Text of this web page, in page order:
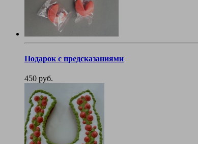
Подарок с предсказаниями
450 руб.